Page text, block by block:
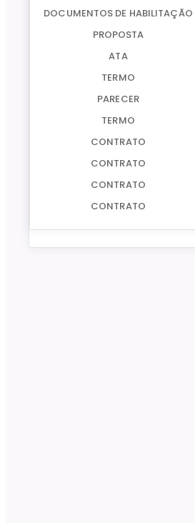
DOCUMENTOS DE HABILITAÇÃO
PROPOSTA
ATA
TERMO
PARECER
TERMO
CONTRATO
CONTRATO
CONTRATO
CONTRATO